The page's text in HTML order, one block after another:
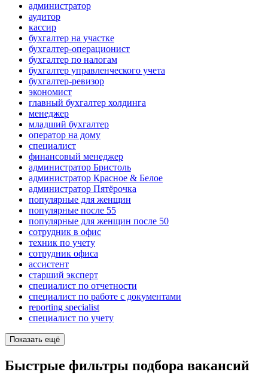
администратор
аудитор
кассир
бухгалтер на участке
бухгалтер-операционист
бухгалтер по налогам
бухгалтер управленческого учета
бухгалтер-ревизор
экономист
главный бухгалтер холдинга
менеджер
младший бухгалтер
оператор на дому
специалист
финансовый менеджер
администратор Бристоль
администратор Красное & Белое
администратор Пятёрочка
популярные для женщин
популярные после 55
популярные для женщин после 50
сотрудник в офис
техник по учету
сотрудник офиса
ассистент
старший эксперт
специалист по отчетности
специалист по работе с документами
reporting specialist
специалист по учету
Показать ещё
Быстрые фильтры подбора вакансий